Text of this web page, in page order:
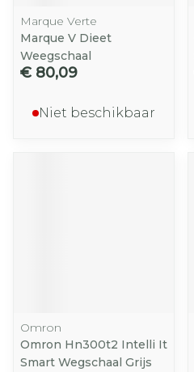
Marque Verte
Marque V Dieet
Weegschaal
€ 80,09
Niet beschikbaar
Omron
Omron Hn300t2 Intelli It
Smart Wegschaal Grijs